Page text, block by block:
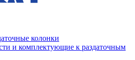
колонки
и комплектующие к раздаточным